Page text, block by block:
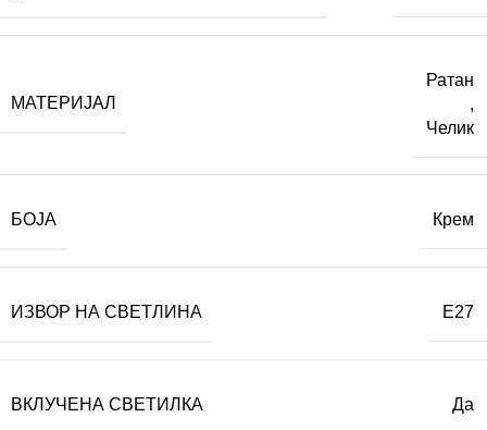
МАТЕРИЈАЛ
Ратан
,
Челик
БОЈА Крем
ИЗВОР НА СВЕТЛИНА E27
ВКЛУЧЕНА СВЕТИЛКА Да